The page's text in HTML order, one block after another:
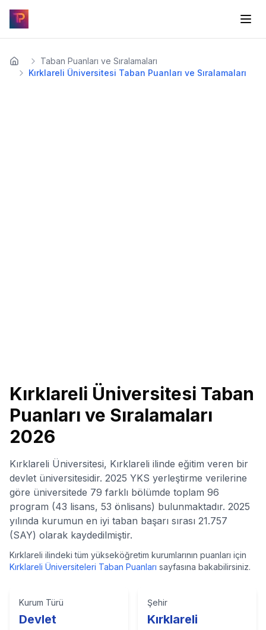
Taban Puanları ve Sıralamaları
Kırklareli Üniversitesi Taban Puanları ve Sıralamaları
Kırklareli Üniversitesi Taban
Puanları ve Sıralamaları
2026
Kırklareli Üniversitesi, Kırklareli ilinde eğitim veren bir
devlet üniversitesidir. 2025 YKS yerleştirme verilerine
göre üniversitede 79 farklı bölümde toplam 96
program (43 lisans, 53 önlisans) bulunmaktadır. 2025
yılında kurumun en iyi taban başarı sırası 21.757
(SAY) olarak kaydedilmiştir.
Kırklareli ilindeki tüm yükseköğretim kurumlarının puanları için
Kırklareli Üniversiteleri Taban Puanları sayfasına bakabilirsiniz.
Kurum Türü
Devlet
Şehir
Kırklareli